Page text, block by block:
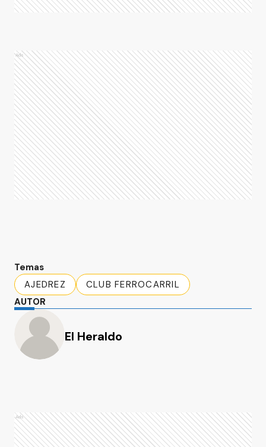
Ads
Temas
AJEDREZ
CLUB FERROCARRIL
AUTOR
El Heraldo
Ads